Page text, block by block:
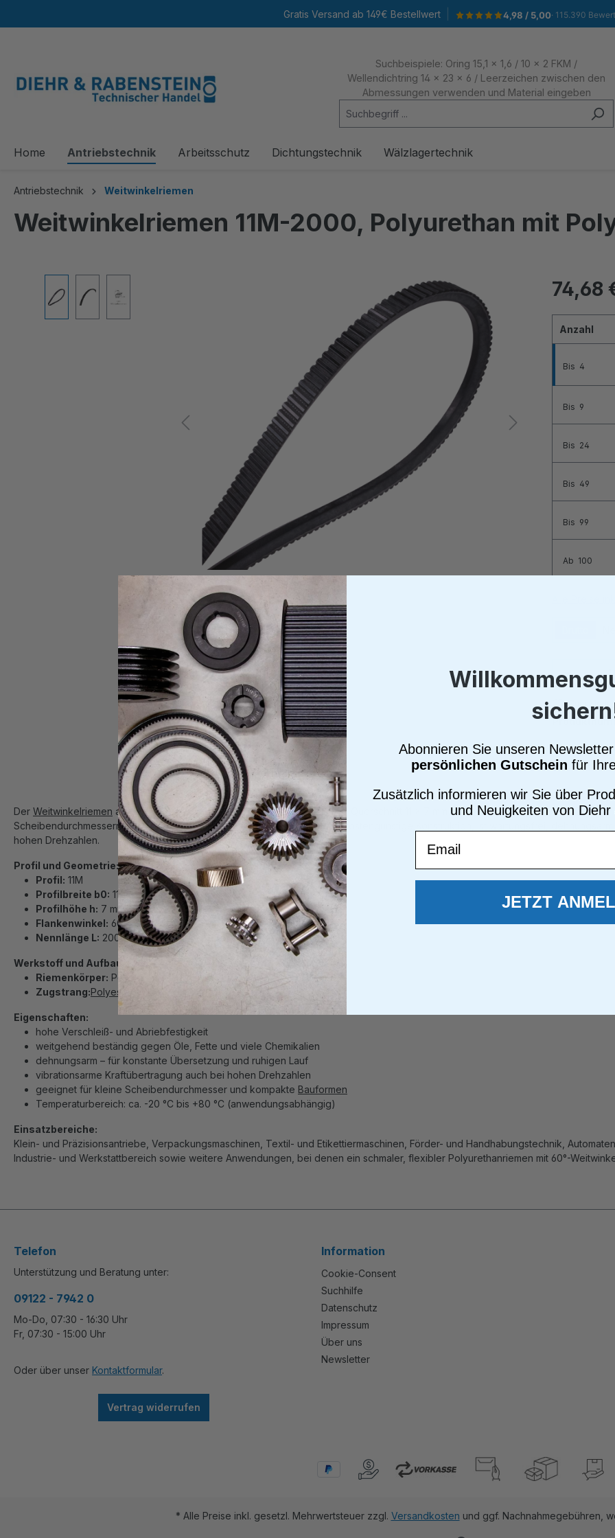
Gratis Versand ab 149€ Bestellwert 4,98 / 5,00· 115.390
Suchbeispiele: Oring 15,1 x 1,6 / 10 x 2 FKM /
Wellendichtring 14 x 23 x 6 / Leerzeichen zwischen den
Abmessungen verwenden und Material eingeben
Home Antriebstechnik Arbeitsschutz Dichtungstechnik Wälzlagertechnik
Antriebstechnik Weitwinkelriemen
Weitwinkelriemen 11M-2000, Polyurethan mit
74,68
Anzahl
Bis 4
Bis 9
Bis 24
Bis 49
Bis 99
Ab 100
Alle Preise
Zum
Der Weitwinkelriemen aus Polyurethan mit 60° Flankenwinkel im Profil 11M, Querschnitt 11 × 7 mm und einer Nennlänge von 2000
Scheibendurchmessern. Der Riemen ermöglicht eine platzsparende und kostengünstige Konstruktion, ist wartungsfrei,
hohen Drehzahlen.
Profil und Geometrie:
Profil: 11M
Profilbreite b0: 11 mm
Profilhöhe h: 7 mm
Flankenwinkel: 60°
Nennlänge L: 2000 mm
Werkstoff und Aufbau:
Riemenkörper: Polyurethan (
Zugstrang:Polyester
Eigenschaften:
hohe Verschleiß- und Abriebfestigkeit
weitgehend beständig gegen Öle, Fette und viele Chemikalien
dehnungsarm – für konstante Übersetzung und ruhigen Lauf
vibrationsarme Kraftübertragung auch bei hohen Drehzahlen
geeignet für kleine Scheibendurchmesser und kompakte Bauformen
Temperaturbereich: ca. -20 °C bis +80 °C (anwendungsabhängig)
Einsatzbereiche:
Klein- und Präzisionsantriebe, Verpackungsmaschinen, Textil- und Etikettiermaschinen, Förder- und Handhabungstechnik,
Industrie- und Werkstattbereich sowie weitere Anwendungen, bei denen ein schmaler, flexibler Polyurethanriemen mit 60°-
Telefon
Unterstützung und Beratung unter:
09122 - 7942 0
Mo-Do, 07:30 - 16:30 Uhr
Fr, 07:30 - 15:00 Uhr
Oder über unser Kontaktformular.
Vertrag widerrufen
Information
Cookie-Consent
Suchhilfe
Datenschutz
Impressum
Über uns
Newsletter
* Alle Preise inkl. gesetzl. Mehrwertsteuer zzgl. Versandkosten und ggf. Nachnahmegebühren,
Abonnieren Sie unseren
persönlichen Gutschein für
Zusätzlich informieren wir Sie über
und Neuigkeiten von
JETZT